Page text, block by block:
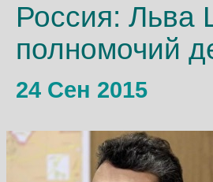
Россия: Льва
полномочий
24 Сен 2015